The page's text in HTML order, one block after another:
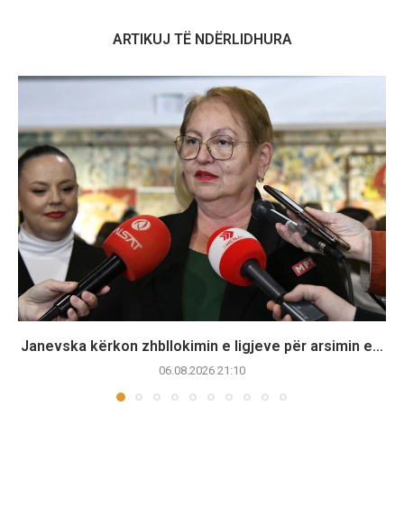
ARTIKUJ TË NDËRLIDHURA
Janevska kërkon zhbllokimin e ligjeve për arsimin e...
06.08.2026 21:10